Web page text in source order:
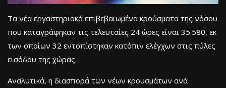
Τα νέα εργαστηριακά επιβεβαιωμένα κρούσματα της νόσου
που καταγράφηκαν τις τελευταίες 24 ώρες είναι 35.580, εκ
των οποίων 32 εντοπίστηκαν κατόπιν ελέγχων στις πύλες
εισόδου της χώρας.
Αναλυτικά, η διασπορά των νέων κρουσμάτων ανά